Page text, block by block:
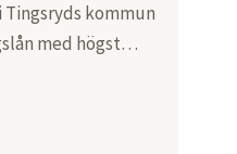
kommun
med högst…